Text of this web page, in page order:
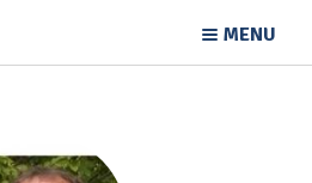
MENU